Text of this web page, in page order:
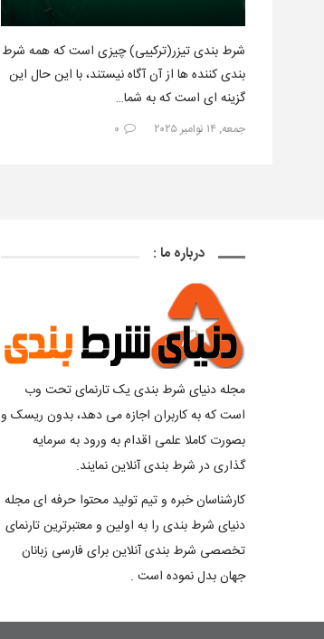
شرط بندی تیزر(ترکیبی) چیزی است که همه شرط
بندی کننده ها از آن آگاه نیستند، با این حال این
گزینه ای است که به شما…
جمعه, ۱۴ نوامبر ۲۰۲۵ ۰
درباره ما :
مجله دنیای شرط بندی یک تارنمای تحت وب
است که به کاربران اجازه می دهد، بدون ریسک و
بصورت کاملا علمی اقدام به ورود به سرمایه
گذاری در شرط بندی آنلاین نمایند.
کارشناسان خبره و تیم تولید محتوا حرفه ای مجله
دنیای شرط بندی را به اولین و معتبرترین تارنمای
تخصصی شرط بندی آنلاین برای فارسی زبانان
جهان بدل نموده است .